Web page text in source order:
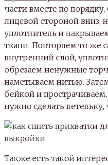
части вместе по
лицевой стороной вниз,
уплотнитель и
ткани. Повторяем то же
внутренний слой,
обрезаем ненужные
наметываем нитью.
бейкой и
нужно сделать
Также есть такой